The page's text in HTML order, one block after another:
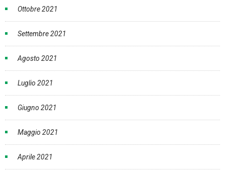
Ottobre 2021
Settembre 2021
Agosto 2021
Luglio 2021
Giugno 2021
Maggio 2021
Aprile 2021